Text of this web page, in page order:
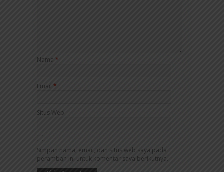
Nama *
Email *
Situs Web
Simpan nama, email, dan situs web saya pada
peramban ini untuk komentar saya berikutnya.